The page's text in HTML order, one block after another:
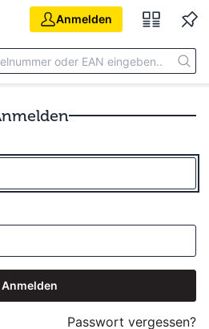
Anmelden
Anmelden
Passwort vergessen?